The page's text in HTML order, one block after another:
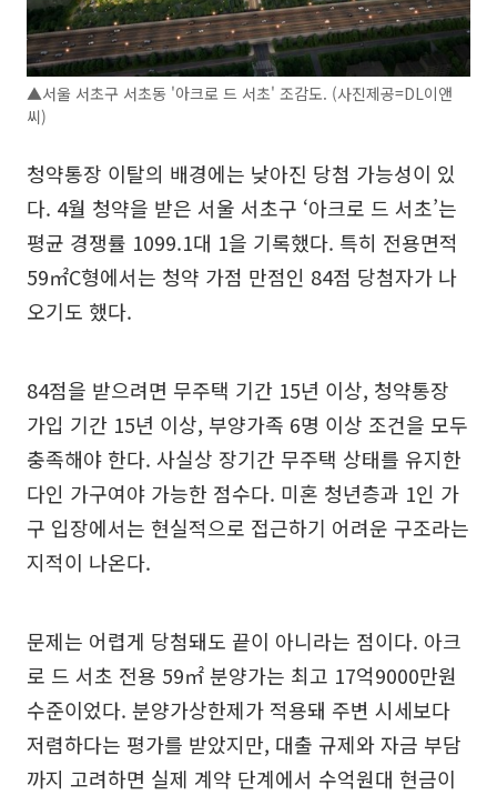
▲서울 서초구 서초동 '아크로 드 서초' 조감도. (사진제공=DL이앤
씨)
청약통장 이탈의 배경에는 낮아진 당첨 가능성이 있
다. 4월 청약을 받은 서울 서초구 ‘아크로 드 서초’는
평균 경쟁률 1099.1대 1을 기록했다. 특히 전용면적
59㎡C형에서는 청약 가점 만점인 84점 당첨자가 나
오기도 했다.
84점을 받으려면 무주택 기간 15년 이상, 청약통장
가입 기간 15년 이상, 부양가족 6명 이상 조건을 모두
충족해야 한다. 사실상 장기간 무주택 상태를 유지한
다인 가구여야 가능한 점수다. 미혼 청년층과 1인 가
구 입장에서는 현실적으로 접근하기 어려운 구조라는
지적이 나온다.
문제는 어렵게 당첨돼도 끝이 아니라는 점이다. 아크
로 드 서초 전용 59㎡ 분양가는 최고 17억9000만원
수준이었다. 분양가상한제가 적용돼 주변 시세보다
저렴하다는 평가를 받았지만, 대출 규제와 자금 부담
까지 고려하면 실제 계약 단계에서 수억원대 현금이